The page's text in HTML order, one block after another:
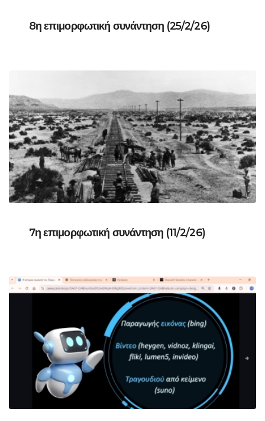
8η επιμορφωτική συνάντηση (25/2/26)
7η επιμορφωτική συνάντηση (11/2/26)